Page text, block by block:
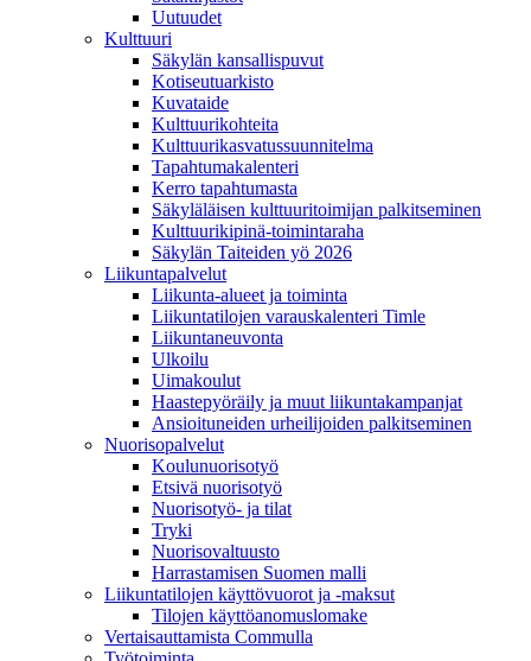
Uutuudet
Kulttuuri
Säkylän kansallispuvut
Kotiseutuarkisto
Kuvataide
Kulttuurikohteita
Kulttuurikasvatussuunnitelma
Tapahtumakalenteri
Kerro tapahtumasta
Säkyläläisen kulttuuritoimijan palkitseminen
Kulttuurikipinä-toimintaraha
Säkylän Taiteiden yö 2026
Liikuntapalvelut
Liikunta-alueet ja toiminta
Liikuntatilojen varauskalenteri Timle
Liikuntaneuvonta
Ulkoilu
Uimakoulut
Haastepyöräily ja muut liikuntakampanjat
Ansioituneiden urheilijoiden palkitseminen
Nuorisopalvelut
Koulunuorisotyö
Etsivä nuorisotyö
Nuorisotyö- ja tilat
Tryki
Nuorisovaltuusto
Harrastamisen Suomen malli
Liikuntatilojen käyttövuorot ja -maksut
Tilojen käyttöanomuslomake
Vertaisauttamista Commulla